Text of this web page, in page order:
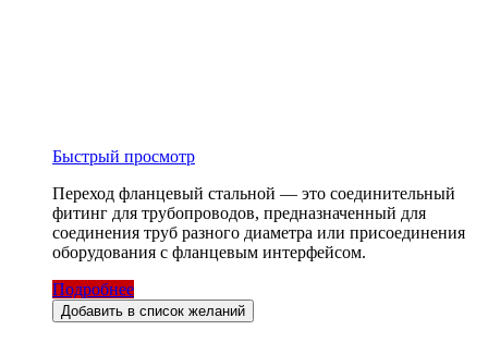
Быстрый просмотр
Переход фланцевый стальной — это соединительный
фитинг для трубопроводов, предназначенный для
соединения труб разного диаметра или присоединения
оборудования с фланцевым интерфейсом.
Подробнее
Добавить в список желаний